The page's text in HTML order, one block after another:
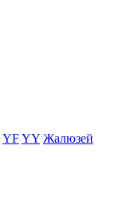
YFYY Жалюзей